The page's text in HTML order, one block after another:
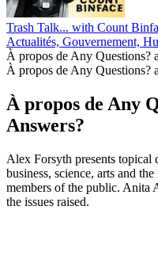
Trash Talk... with Count
Actualités, Gouvernement,
À propos de Any Questions?
À propos de Any Questions?
À propos de Any
Answers?
Alex Forsyth presents topical
business, science, arts and
members of the public. Anita
the issues raised.